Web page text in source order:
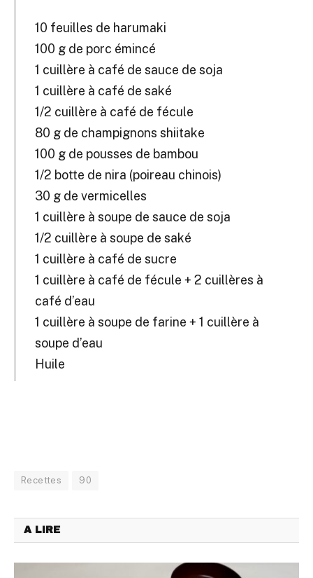
10 feuilles de harumaki
100 g de porc émincé
1 cuillère à café de sauce de soja
1 cuillère à café de saké
1/2 cuillère à café de fécule
80 g de champignons shiitake
100 g de pousses de bambou
1/2 botte de nira (poireau chinois)
30 g de vermicelles
1 cuillère à soupe de sauce de soja
1/2 cuillère à soupe de saké
1 cuillère à café de sucre
1 cuillère à café de fécule + 2 cuillères à
café d’eau
1 cuillère à soupe de farine + 1 cuillère à
soupe d’eau
Huile
Recettes 90
A LIRE